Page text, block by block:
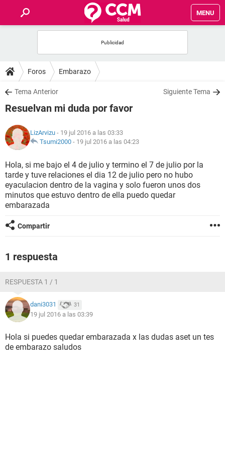
MENU
FOROS
SALUD
NUTRICIÓN
BIENESTAR
SEXUALIDAD
GLOSARIO
Foros Embarazo
Tema Anterior Siguiente Tema
Resuelvan mi duda por favor
LizArvizu - 19 jul 2016 a las 03:33
Tsumi2000 - 19 jul 2016 a las 04:23
Hola, si me bajo el 4 de julio y termino el 7 de julio por la
tarde y tuve relaciones el dia 12 de julio pero no hubo
eyaculacion dentro de la vagina y solo fueron unos dos
minutos que estuvo dentro de ella puedo quedar
embarazada
Compartir
1 respuesta
RESPUESTA 1 / 1
dani3031 31
19 jul 2016 a las 03:39
Hola si puedes quedar embarazada x las dudas aset un tes
de embarazo saludos